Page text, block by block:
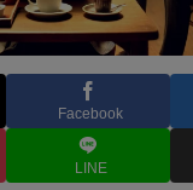
Facebook
LINE